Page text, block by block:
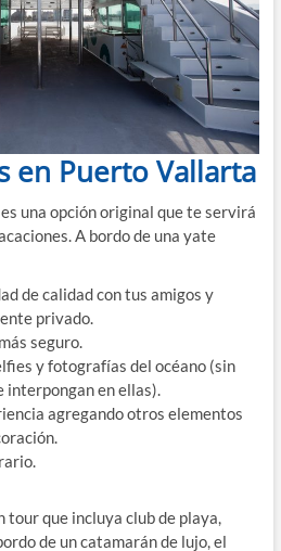
en Puerto Vallarta
una opción original que te servirá
A bordo de una yate
de calidad con tus amigos y
privado.
seguro.
y fotografías del océano (sin
interpongan en ellas).
agregando otros elementos
que incluya club de playa,
de un catamarán de lujo, el